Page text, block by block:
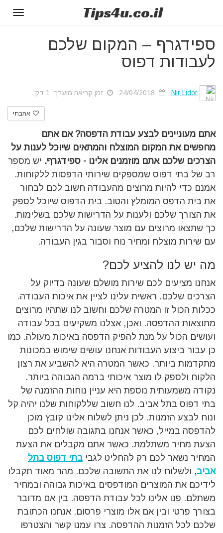
Tips4u.co.il
ספידגרף – המקום שלכם
לעבודות דפוס
Nir Lidor זמן קריאה מוערך: 1 דק'
אהבתי
אתם מעוניינים לבצע עבודת הדפסה? אם אתם
מחפשים את המקום המוצלח והמתאים שיוכל לענות על
הצרכים שלכם אתם מוזמנים אלינו - ספידגרף. יש מספר
רב של בתי דפוס שמספקים שירותי הדפסות ללקוחות.
אמנם כדי להיות מרוצים מהעבודה חשוב לכם לבחור
את בית הדפס המומלץ והטוב. בית הדפוס שיוכל לספק
את הצורך שלכם ולענות על הדרישות שלכם בשלימות.
כך שתצאו מרוצים עם מוצר שעונה על הדרישות שלכם,
עם שירות מוצלח ומחיר נוח וסבור בגין העבודה.
מה יש לנו להציע לכם?
אנחנו מציעים לכם שירות מושלם שעונה בדיוק על
הצרכים שלכם. ראשית עלינו לציין את איכות העבודה.
ככלות הכול זו המטרה שלכם וחשוב לנו שתהיו מרוצים
מתוצאות ההדפסה. ואכן, אצלנו משקיעים בכל עבודה
ועושים הכול על מנת להפיק הדפסה באיכות מעולה. כמו
כן עבור ביצוע העבודות אנחנו עושים שימוש במכונות
מתקדמות ביותר. כאשר המטרה היא להשביע את רצון
הלקוח ולספק לו מוצר איכותי ברמה הגבוהה ביותר.
נקודה משמעותית נוספת היא עניין נוחות ההזמנה של
בתי דפוס בתל אביב. לנו חשוב שללקוחות שלנו יהיה קל
ונוח לבצע הזמנות. לכן ניתן לשלוח אלינו קובץ מוכן
להדפסה במייל, כאשר אנחנו בתגובה שולחים לכם
הצעת מחיר משתלמת. כאשר אתם מקבלים את הצעת
המחיר נשאר לכם רק להחליט לגבי בתי דפוס בתל
אביב, ולשלוח לנו את התשובה שלכם. מהר מאוד תקבלו
לידיכם את המוצרים המודפסים באיכות גבוהה ובמחיר
משתלם. פנו אלינו לכל עבודת הדפסה. בין אם מדובר
בצורך פרטי ובין אם אלו מוצרי פרסום. אנחנו הכתובת
שלכם לכל הזמנות ההדפסה. צרו עמנו קשר והצטרפו